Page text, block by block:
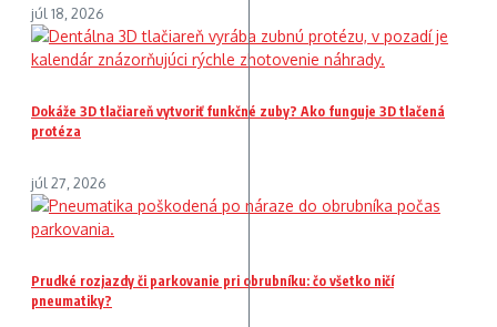
júl 18, 2026
Dokáže 3D tlačiareň vytvoriť funkčné zuby? Ako funguje 3D tlačená
protéza
júl 27, 2026
Prudké rozjazdy či parkovanie pri obrubníku: čo všetko ničí
pneumatiky?